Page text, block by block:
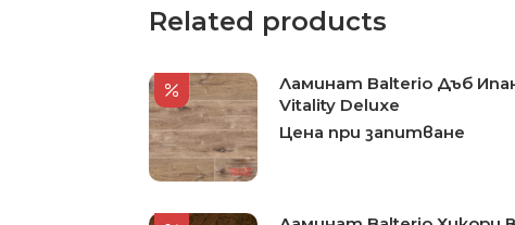
Related products
Ламинат Balterio Дъб
Vitality Deluxe
Цена при запитване